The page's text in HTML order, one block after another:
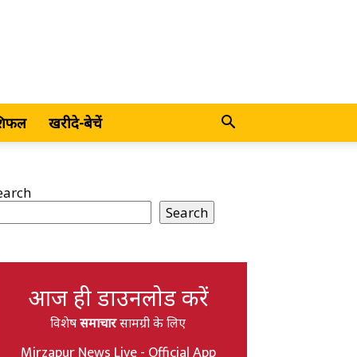
खरीदे-बेचें
Search
आज ही डाउनलोड करें
विशेषसमाचारसामग्री के लिए